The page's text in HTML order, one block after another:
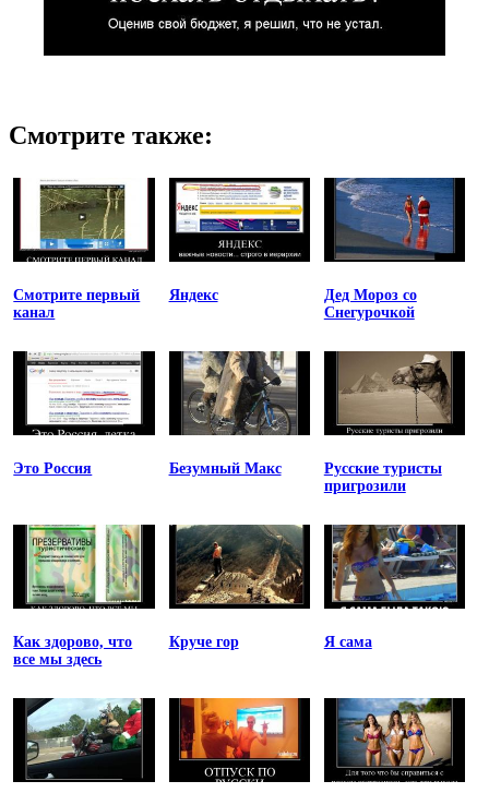
Смотрите также:
Смотрите первый
канал
Яндекс
Дед Мороз со
Снегурочкой
Это Россия Безумный Макс
Русские туристы
пригрозили
Как здорово, что
все мы здесь
Круче гор Я сама